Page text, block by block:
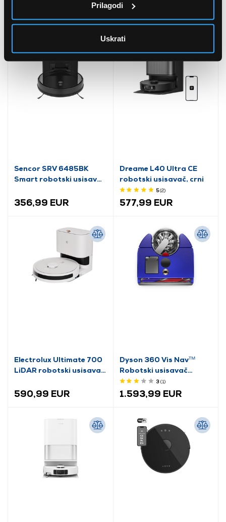
Prilagodi
Uskrati
289,99 EUR
Sencor SRV 6485BK
Smart robotski usisavač
356,99 EUR
Dreame L40 Ultra CE
robotski usisavač, crni
5(2)
577,99 EUR
Electrolux Ultimate 700
LiDAR robotski usisavač
590,99 EUR
Dyson 360 Vis Navᵀᴹ
Robotski usisavač
(304623-01)
3(1)
1.593,99 EUR